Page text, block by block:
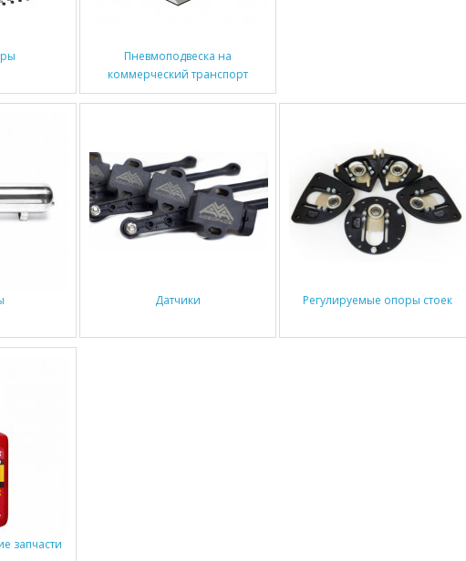
Пневмоподвеска на
коммерческий транспорт
Датчики Регулируемые опоры стоек
запчасти